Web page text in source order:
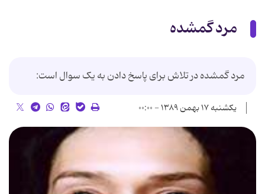
مرد گمشده
مرد گمشده در تلاش برای پاسخ دادن به یک سوال است:
یکشنبه ۱۷ بهمن ۱۳۸۹ - ۰۰:۰۰